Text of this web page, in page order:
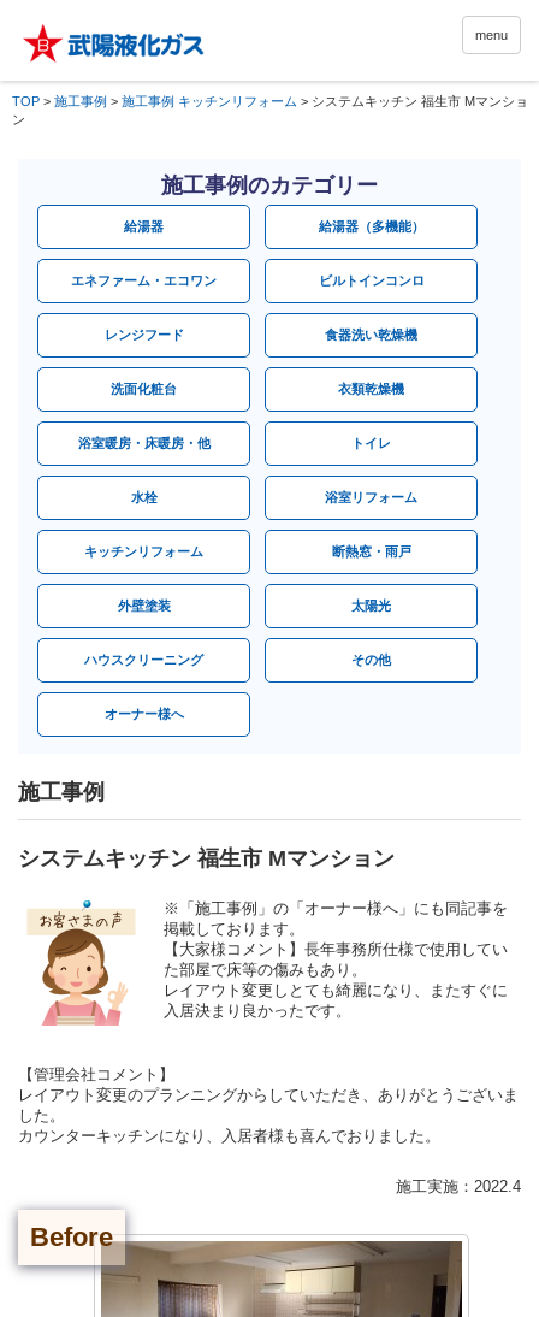
menu
TOP > 施工事例 > 施工事例 キッチンリフォーム > システムキッチン 福生市 Mマンショ
ン
施工事例のカテゴリー
給湯器 給湯器（多機能）
エネファーム・エコワン ビルトインコンロ
レンジフード 食器洗い乾燥機
洗面化粧台 衣類乾燥機
浴室暖房・床暖房・他 トイレ
水栓 浴室リフォーム
キッチンリフォーム 断熱窓・雨戸
外壁塗装 太陽光
ハウスクリーニング その他
オーナー様へ
施工事例
システムキッチン 福生市 Mマンション
※「施工事例」の「オーナー様へ」にも同記事を
掲載しております。
【大家様コメント】長年事務所仕様で使用してい
た部屋で床等の傷みもあり。
レイアウト変更しとても綺麗になり、またすぐに
入居決まり良かったです。
【管理会社コメント】
レイアウト変更のプランニングからしていただき、ありがとうございま
した。
カウンターキッチンになり、入居者様も喜んでおりました。
施工実施：2022.4
Before